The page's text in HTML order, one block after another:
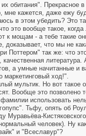
обитания". Прекрасное
мне кажется, даже ежу
в этом убедить? Это
это вообще такое,
к мощам - а тебе такие
доказывает, что мы не
Поттером" так же: что
литература.
а умные начитанные и
маркетинговый ход!".
мультик. Но вот такое
Вообще это позволено
использовать
Тьфу, опять об
Муравьёва-
человек). Ну
и "Всеславур"?